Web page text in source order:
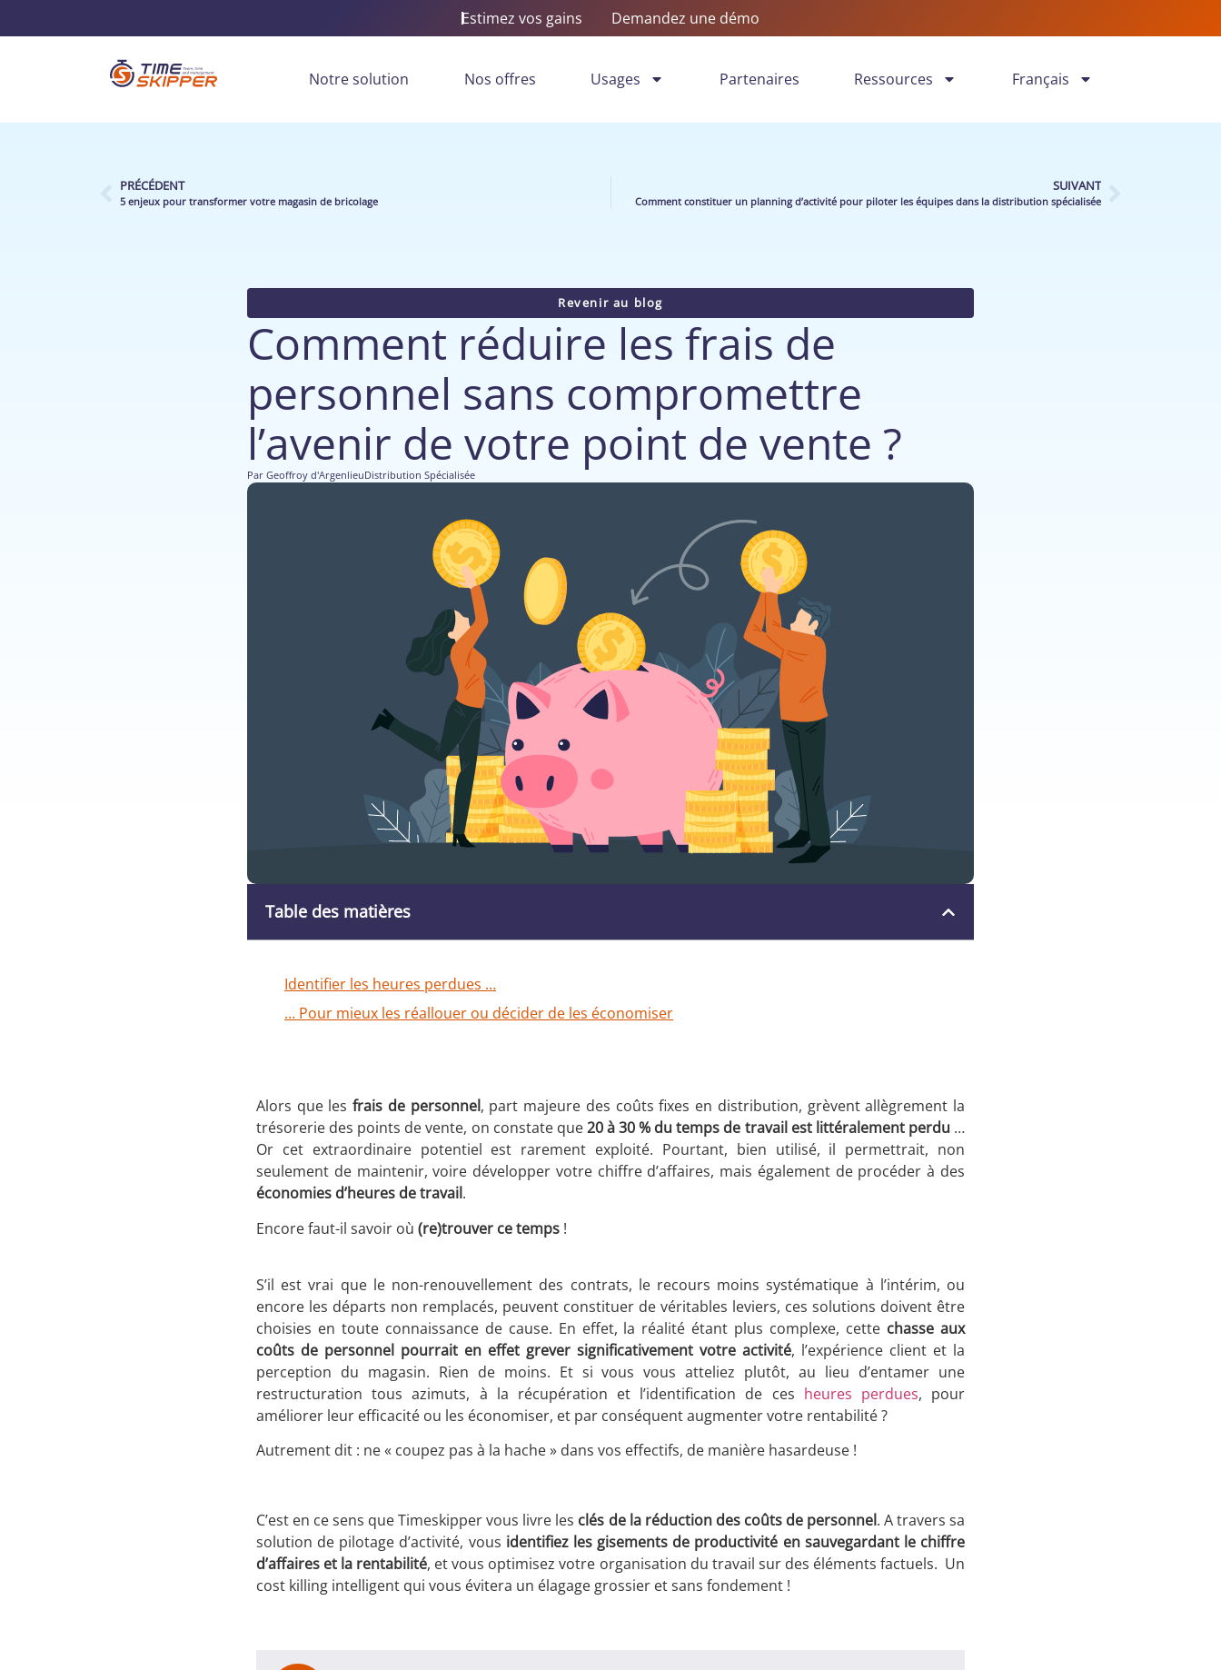
Estimez vos gains Demandez une démo
Notre solution Nos offres Usages Partenaires Ressources Français
PRÉCÉDENT
5 enjeux pour transformer votre magasin de bricolage
SUIVANT
Comment constituer un planning d’activité pour piloter les équipes dans la distribution spécialisée
Revenir au blog
Comment réduire les frais de
personnel sans compromettre
l’avenir de votre point de vente ?
Par Geoffroy d'ArgenlieuDistribution Spécialisée
Table des matières
Identifier les heures perdues …
… Pour mieux les réallouer ou décider de les économiser
Alors que lesfrais de personnel, part majeure des coûts fixes en distribution, grèvent allègrement la
trésorerie des points de vente, on constate que20 à 30 % du temps de travail est littéralement perdu …
Or cet extraordinaire potentiel est rarement exploité. Pourtant, bien utilisé, il permettrait, non
seulement de maintenir, voire développer votre chiffre d’affaires, mais également de procéder à des
économies d’heures de travail.
Encore faut-il savoir où (re)trouver ce temps !
S’il est vrai que le non-renouvellement des contrats, le recours moins systématique à l’intérim, ou
encore les départs non remplacés, peuvent constituer de véritables leviers, ces solutions doivent être
choisies en toute connaissance de cause. En effet, la réalité étant plus complexe, cette chasse aux
coûts de personnel pourrait en effet grever significativement votre activité, l’expérience client et la
perception du magasin. Rien de moins. Et si vous vous atteliez plutôt, au lieu d’entamer une
restructuration tous azimuts, à la récupération et l’identification de ces heures perdues, pour
améliorer leur efficacité ou les économiser, et par conséquent augmenter votre rentabilité ?
Autrement dit : ne « coupez pas à la hache » dans vos effectifs, de manière hasardeuse !
C’est en ce sens que Timeskipper vous livre les clés de la réduction des coûts de personnel. A travers sa
solution de pilotage d’activité, vous identifiez les gisements de productivité en sauvegardant le chiffre
d’affaires et la rentabilité, et vous optimisez votre organisation du travail sur des éléments factuels. Un
cost killing intelligent qui vous évitera un élagage grossier et sans fondement !